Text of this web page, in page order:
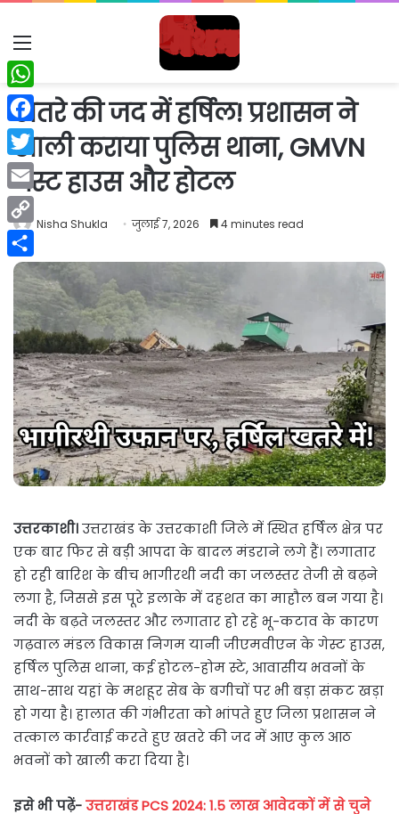
Menu
खतरे की जद में हर्षिल! प्रशासन ने
खाली कराया पुलिस थाना, GMVN
गेस्ट हाउस और होटल
Nisha Shukla जुलाई 7, 2026 4 minutes read
उत्तरकाशी।उत्तराखंड के उत्तरकाशी जिले में स्थित हर्षिल क्षेत्र पर
एक बार फिर से बड़ी आपदा के बादल मंडराने लगे हैं। लगातार
हो रही बारिश के बीच भागीरथी नदी का जलस्तर तेजी से बढ़ने
लगा है, जिससे इस पूरे इलाके में दहशत का माहौल बन गया है।
नदी के बढ़ते जलस्तर और लगातार हो रहे भू-कटाव के कारण
गढ़वाल मंडल विकास निगम यानी जीएमवीएन के गेस्ट हाउस,
हर्षिल पुलिस थाना, कई होटल-होम स्टे, आवासीय भवनों के
साथ-साथ यहां के मशहूर सेब के बगीचों पर भी बड़ा संकट खड़ा
हो गया है। हालात की गंभीरता को भांपते हुए जिला प्रशासन ने
तत्काल कार्रवाई करते हुए खतरे की जद में आए कुल आठ
भवनों को खाली करा दिया है।
इसे भी पढ़ें-उत्तराखंड PCS 2024: 1.5 लाख आवेदकों में से चुने
WhatsApp
Facebook
Twitter
Email
Copy
Link
Share